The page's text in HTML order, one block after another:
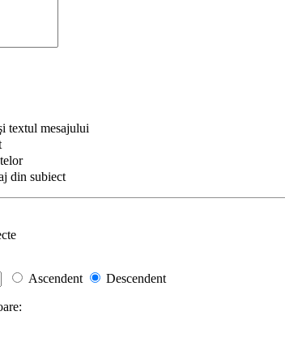
textul mesajului
din subiect
Ascendent
Descendent